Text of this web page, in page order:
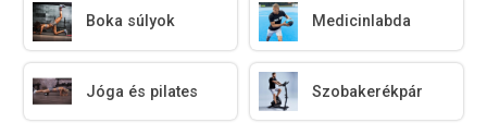
Boka súlyok Medicinlabda
Jóga és pilates Szobakerékpár